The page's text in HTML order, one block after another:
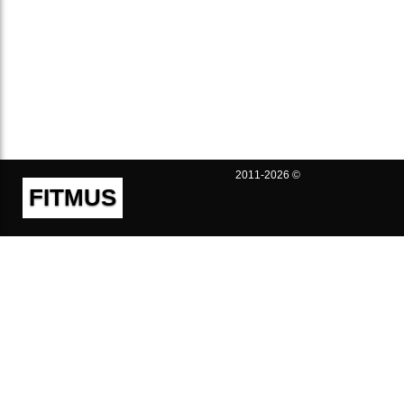
FITMUS
2011-2026 ©